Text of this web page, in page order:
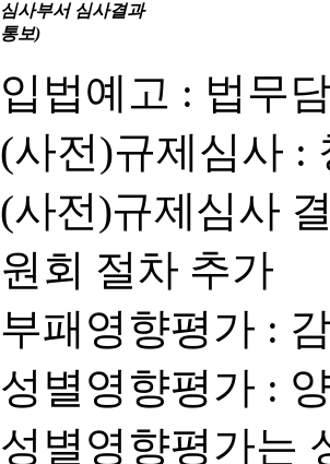
심사부서 심사결과
통보)
입법예고 : 법무
(사전)규제심사 :
(사전)규제심사
원회 절차 추가
부패영향평가 :
성별영향평가 :
성별영향평가는